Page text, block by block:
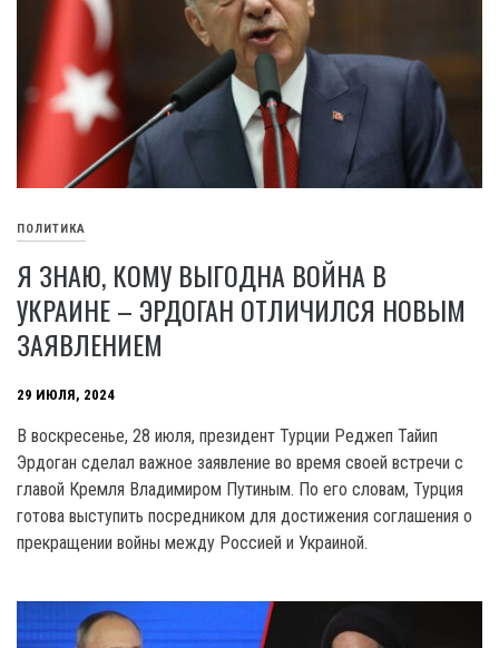
ПОЛИТИКА
Я ЗНАЮ, КОМУ ВЫГОДНА ВОЙНА В
УКРАИНЕ – ЭРДОГАН ОТЛИЧИЛСЯ НОВЫМ
ЗАЯВЛЕНИЕМ
29 ИЮЛЯ, 2024
В воскресенье, 28 июля, президент Турции Реджеп Тайип
Эрдоган сделал важное заявление во время своей встречи с
главой Кремля Владимиром Путиным. По его словам, Турция
готова выступить посредником для достижения соглашения о
прекращении войны между Россией и Украиной.